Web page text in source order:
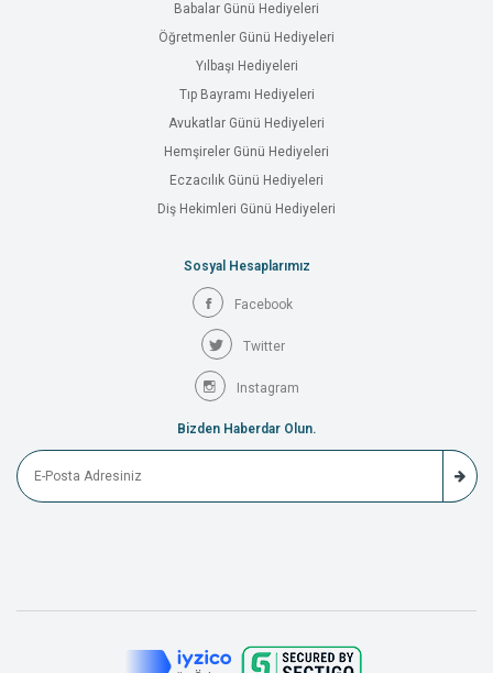
Babalar Günü Hediyeleri
Öğretmenler Günü Hediyeleri
Yılbaşı Hediyeleri
Tıp Bayramı Hediyeleri
Avukatlar Günü Hediyeleri
Hemşireler Günü Hediyeleri
Eczacılık Günü Hediyeleri
Diş Hekimleri Günü Hediyeleri
Sosyal Hesaplarımız
Facebook
Twitter
Instagram
Bizden Haberdar Olun.